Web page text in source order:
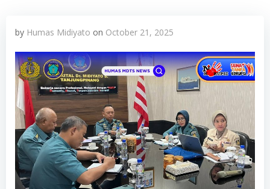
by Humas Midiyato on October 21, 2025